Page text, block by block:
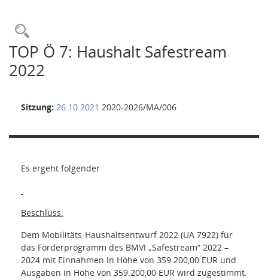
Rechercheauswahl
TOP Ö 7: Haushalt Safestream
2022
Sitzung: 26.10.2021 2020-2026/MA/006
Es ergeht folgender
Beschluss:
Dem Mobilitäts-Haushaltsentwurf 2022 (UA 7922) für
das Förderprogramm des BMVI „Safestream“ 2022 –
2024 mit Einnahmen in Höhe von 359.200,00 EUR und
Ausgaben in Höhe von 359.200,00 EUR wird zugestimmt.